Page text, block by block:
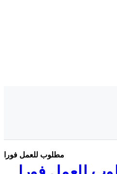
مطلوب للعمل فورا